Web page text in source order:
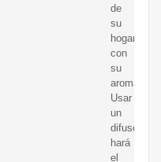
de
su
hogar
con
su
aroma.
Usar
un
difusor
hará
el